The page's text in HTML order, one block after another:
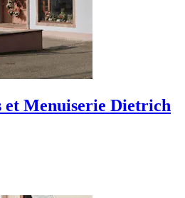
et Menuiserie Dietrich